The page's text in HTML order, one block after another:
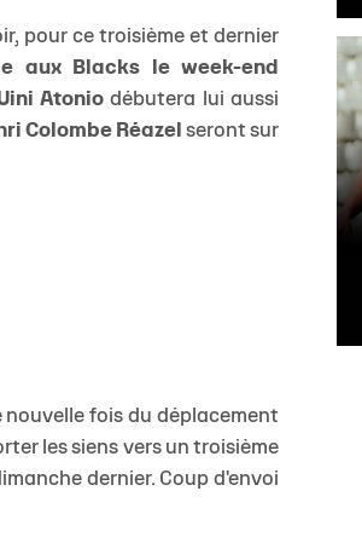
pour ce troisième et dernier
aux Blacks le week-end
Atonio débutera lui aussi
Colombe Réazel seront sur
nouvelle fois du déplacement
les siens vers un troisième
dernier. Coup d'envoi